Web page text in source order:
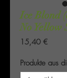
Ice Blond
No Yellow
15,40 €Preis
Produkte aus